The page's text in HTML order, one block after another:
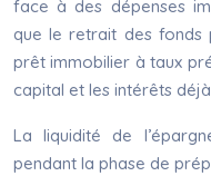
face à des dépenses
que le retrait des
prêt immobilier à taux
capital et les intérêts
La liquidité de
pendant la phase de